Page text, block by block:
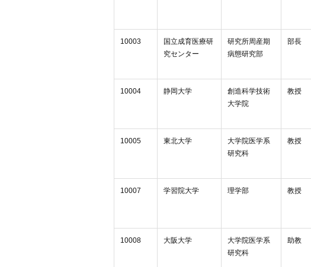
10003
国立成育医療研
究センター
研究所周産期
病態研究部
部長
10004 静岡大学
創造科学技術
大学院
教授
10005 東北大学
大学院医学系
研究科
教授
10007 学習院大学 理学部 教授
10008 大阪大学
大学院医学系
研究科
助教